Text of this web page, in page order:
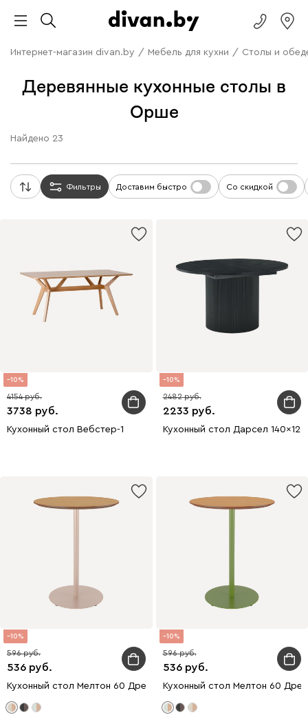
Интернет-магазин divan.by / Мебель для кухни / Столы и
Деревянные кухонные столы в
Орше
Найдено 23
Фильтры Доставим быстро Со скидкой
10
3738
4154
Кухонный стол Вебстер-1
10
2233
2482
Кухонный стол Дарсел
10
536
596
Кухонный стол Мелтон 60 Древесный/Бежевый
10
536
596
Кухонный стол Мелтон 60